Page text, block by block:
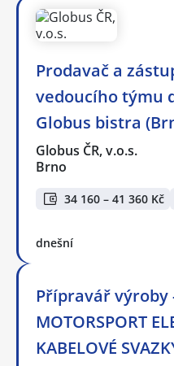
Prodavač a
vedoucího týmu
Globus bistra
Globus ČR, v.o.s.
Brno
34 160 – 41 360 Kč
dnešní
Přípravář výroby
MOTORSPORT
KABELOVÉ